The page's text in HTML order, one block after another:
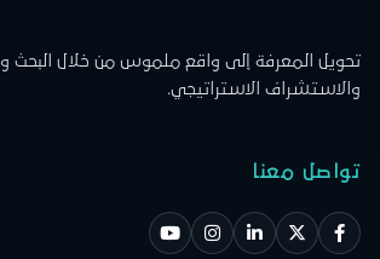
تحويل المعرفة إلى واقع ملموس من خلال البحث
والاستشراف الاستراتيجي.
تواصل معنا